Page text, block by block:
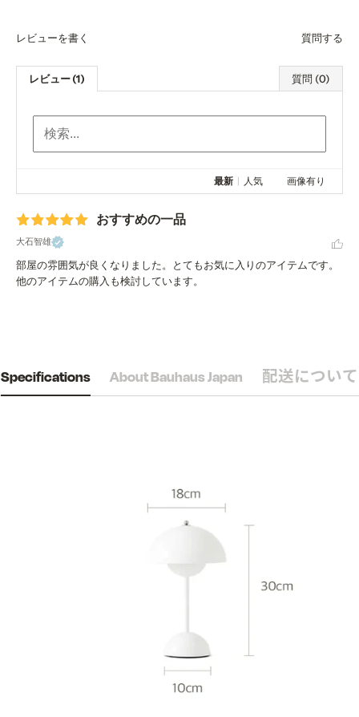
レビューを書く 質問する
レビュー (1) 質問 (0)
最新 | 人気 画像有り
おすすめの一品
大石智雄
部屋の雰囲気が良くなりました。とてもお気に入りのアイテムです。
他のアイテムの購入も検討しています。
Specifications About Bauhaus Japan 配送について